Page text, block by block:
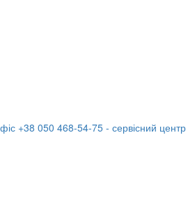
+38 050 468-54-75 - сервісний центр